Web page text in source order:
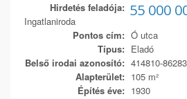
55 000
Hirdetés feladója:
Ingatlaniroda
Pontos cím: Ó utca
Típus: Eladó
Belső irodai azonosító: 414810-
Alapterület: 105 m²
Építés éve: 1930